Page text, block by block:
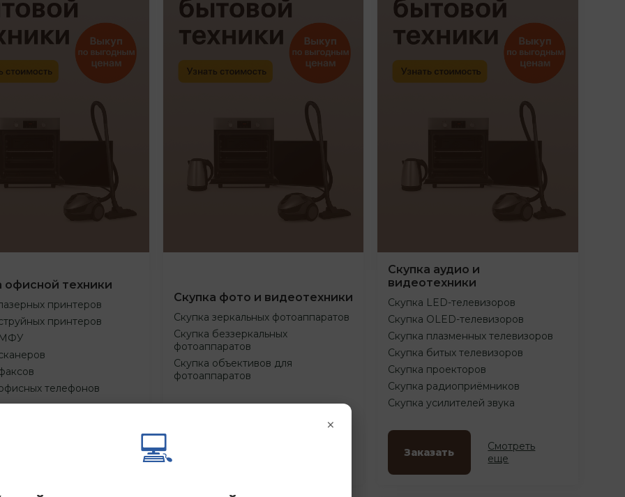
офисной техники
принтеров
принтеров
МФУ
телефонов
Скупка фото и видеотехники
Скупка зеркальных фотоаппаратов
Скупка беззеркальных
фотоаппаратов
Скупка объективов для
фотоаппаратов
Скупка аудио и
видеотехники
Скупка LED-телевизоров
Скупка OLED-телевизоров
Скупка плазменных телевизоров
Скупка битых телевизоров
Скупка проекторов
Скупка радиоприёмников
Скупка усилителей звука
Заказать
Смотреть
еще
×
💻